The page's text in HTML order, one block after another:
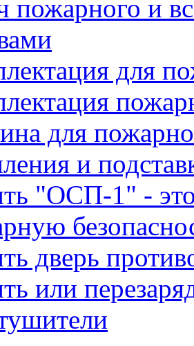
пожарного и
для
для
и
"ОСП-1" - это
дверь
или